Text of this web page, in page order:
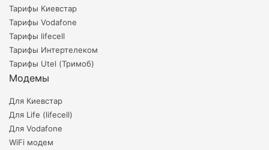
Тарифы Киевстар
Тарифы Vodafone
Тарифы lifecell
Тарифы Интертелеком
Тарифы Utel (Тримоб)
Модемы
Для Киевстар
Для Life (lifecell)
Для Vodafone
WiFi модем